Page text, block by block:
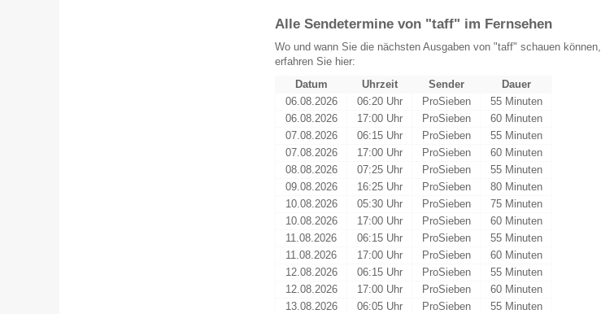
Alle Sendetermine von "taff" im Fernsehen
Wo und wann Sie die nächsten Ausgaben von "taff" schauen können,
erfahren Sie hier:
Datum
Uhrzeit Sender
Dauer
06.08.2026
06:20 Uhr ProSieben
55 Minuten
06.08.2026
17:00 Uhr ProSieben
60 Minuten
07.08.2026
06:15 Uhr ProSieben
55 Minuten
07.08.2026
17:00 Uhr ProSieben
60 Minuten
08.08.2026
07:25 Uhr ProSieben
55 Minuten
09.08.2026
16:25 Uhr ProSieben
80 Minuten
10.08.2026
05:30 Uhr ProSieben
75 Minuten
10.08.2026
17:00 Uhr ProSieben
60 Minuten
11.08.2026
06:15 Uhr ProSieben
55 Minuten
11.08.2026
17:00 Uhr ProSieben
60 Minuten
12.08.2026
06:15 Uhr ProSieben
55 Minuten
12.08.2026
17:00 Uhr ProSieben
60 Minuten
13.08.2026
06:05 Uhr ProSieben
55 Minuten